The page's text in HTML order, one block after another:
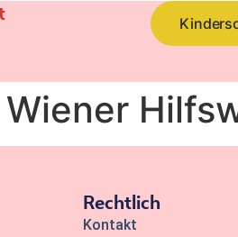
Rechtlich
Kontakt